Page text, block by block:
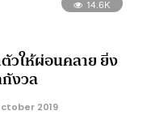
14.6K
วให้ผ่อนคลาย ยิ่ง
งวล
2019